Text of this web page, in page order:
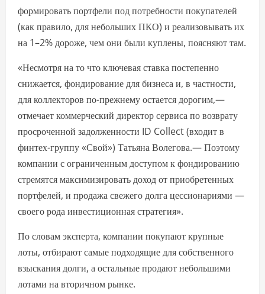
формировать портфели под потребности покупателей
(как правило, для небольших ПКО) и реализовывать их
на 1–2% дороже, чем они были куплены, поясняют там.
«Несмотря на то что ключевая ставка постепенно
снижается, фондирование для бизнеса и, в частности,
для коллекторов по-прежнему остается дорогим,—
отмечает коммерческий директор сервиса по возврату
просроченной задолженности ID Collect (входит в
финтех-группу «Свой») Татьяна Волегова.— Поэтому
компании с ограниченным доступом к фондированию
стремятся максимизировать доход от приобретенных
портфелей, и продажа свежего долга цессионариями —
своего рода инвестиционная стратегия».
По словам эксперта, компании покупают крупные
лоты, отбирают самые подходящие для собственного
взыскания долги, а остальные продают небольшими
лотами на вторичном рынке.